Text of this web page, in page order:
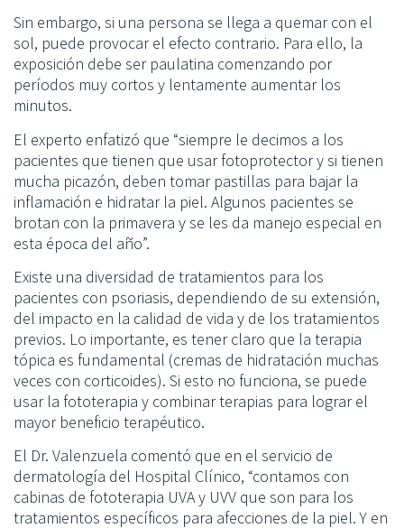
Sin embargo, si una persona se llega a quemar con el
sol, puede provocar el efecto contrario. Para ello, la
exposición debe ser paulatina comenzando por
períodos muy cortos y lentamente aumentar los
minutos.
El experto enfatizó que “siempre le decimos a los
pacientes que tienen que usar fotoprotector y si tienen
mucha picazón, deben tomar pastillas para bajar la
inflamación e hidratar la piel. Algunos pacientes se
brotan con la primavera y se les da manejo especial en
esta época del año”.
Existe una diversidad de tratamientos para los
pacientes con psoriasis, dependiendo de su extensión,
del impacto en la calidad de vida y de los tratamientos
previos. Lo importante, es tener claro que la terapia
tópica es fundamental (cremas de hidratación muchas
veces con corticoides). Si esto no funciona, se puede
usar la fototerapia y combinar terapias para lograr el
mayor beneficio terapéutico.
El Dr. Valenzuela comentó que en el servicio de
dermatología del Hospital Clínico, “contamos con
cabinas de fototerapia UVA y UVV que son para los
tratamientos específicos para afecciones de la piel. Y en